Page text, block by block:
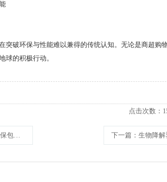
突破环保与性能难以兼得的传统认知。无论是商超购
球的积极行动。
点击次数：
技！ 下一篇 ：生物降